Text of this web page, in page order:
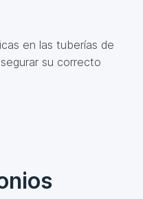
en las tuberías de
su correcto